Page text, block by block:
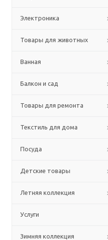
Электроника
Товары для животных
Ванная
Балкон и сад
Товары для ремонта
Текстиль для дома
Посуда
Детские товары
Летняя коллекция
Услуги
Зимняя коллекция